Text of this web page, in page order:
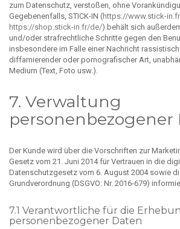
zum Datenschutz, verstoßen, ohne
Gegebenenfalls, STICK-IN (https://www.stick-in.fr
https://shop.stick-in.fr/de/) behält sich
und/oder strafrechtliche Schritte gegen den
insbesondere im Falle einer Nachricht
diffamierender oder pornografischer Art,
Medium (Text, Foto usw.).
7. Verwaltung
personenbezogener
Der Kunde wird über die Vorschriften zur
Gesetz vom 21. Juni 2014 für Vertrauen in die
Datenschutzgesetz vom 6. August 2004 sowie
Grundverordnung (DSGVO: Nr. 2016-679)
7.1 Verantwortliche für die
personenbezogener Daten